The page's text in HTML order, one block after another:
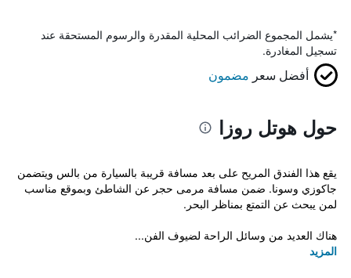
*يشمل المجموع الضرائب المحلية المقدرة والرسوم المستحقة عند
تسجيل المغادرة.
أفضل سعر مضمون
حول هوتل روزا
يقع هذا الفندق المريح على بعد مسافة قريبة بالسيارة من بالس ويتضمن
جاكوزي وسونا. ضمن مسافة مرمى حجر عن الشاطئ وبموقع مناسب
لمن يبحث عن التمتع بمناظر البحر.
هناك العديد من وسائل الراحة لضيوف الفن...
المزيد